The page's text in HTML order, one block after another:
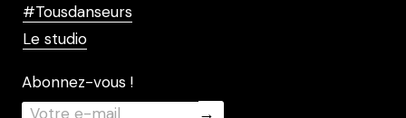
#Tousdanseurs
Le studio
Abonnez-vous !